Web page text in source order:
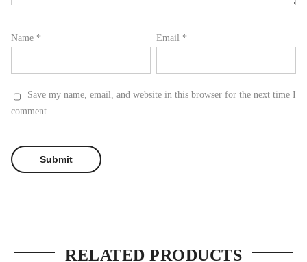
Name * Email *
Save my name, email, and website in this browser for the next time I
comment.
RELATED PRODUCTS